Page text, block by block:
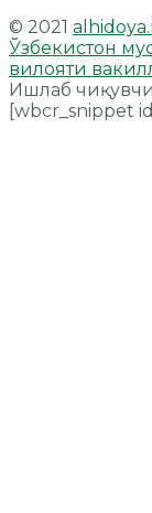
© 2021
Ўзбекистон
вилояти
Ишлаб чиқувчи
[wbcr_snippet